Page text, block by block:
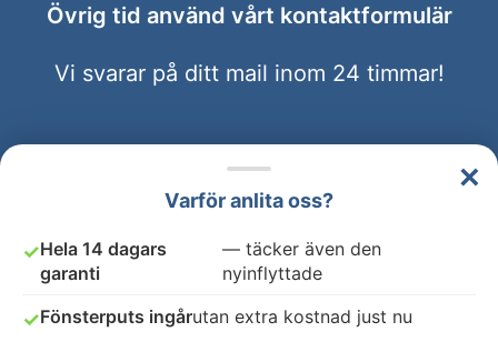
Övrig tid använd vårt kontaktformulär
Vi svarar på ditt mail inom 24 timmar!
Flyttstädning Farsta
GDPR
ANSLUT DITT FÖRETAG
×
Varför anlita oss?
✓Hela 14 dagars
garanti
— täcker även den
nyinflyttade
✓Fönsterputs ingårutan extra kostnad just nu